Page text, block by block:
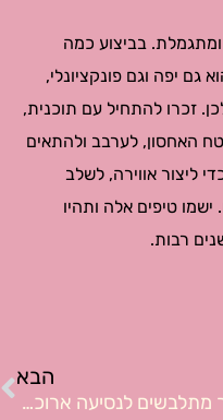
ומתגמלת. בביצוע כמה
גם יפה וגם פונקציונלי,
זכרו להתחיל עם תוכנית,
האחסון, לערבב ולהתאים
ליצור אווירה, לשלב
טיפים אלה ותהיו
רבות.
הבא
איך מתלבשים לנסיעה ארוכה?